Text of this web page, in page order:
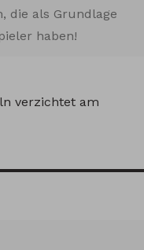
die als Grundlage
haben!
verzichtet am